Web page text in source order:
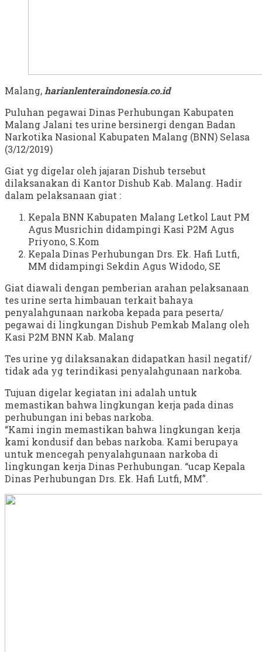
Malang,harianlenteraindonesia.co.id
Puluhan pegawai Dinas Perhubungan Kabupaten
Malang Jalani tes urine bersinergi dengan Badan
Narkotika Nasional Kabupaten Malang (BNN) Selasa
(3/12/2019)
Giat yg digelar oleh jajaran Dishub tersebut
dilaksanakan di Kantor Dishub Kab. Malang. Hadir
dalam pelaksanaan giat :
Kepala BNN Kabupaten Malang Letkol Laut PM
Agus Musrichin didampingi Kasi P2M Agus
Priyono, S.Kom
Kepala Dinas Perhubungan Drs. Ek. Hafi Lutfi,
MM didampingi Sekdin Agus Widodo, SE
Giat diawali dengan pemberian arahan pelaksanaan
tes urine serta himbauan terkait bahaya
penyalahgunaan narkoba kepada para peserta/
pegawai di lingkungan Dishub Pemkab Malang oleh
Kasi P2M BNN Kab. Malang
Tes urine yg dilaksanakan didapatkan hasil negatif/
tidak ada yg terindikasi penyalahgunaan narkoba.
Tujuan digelar kegiatan ini adalah untuk
memastikan bahwa lingkungan kerja pada dinas
perhubungan ini bebas narkoba.
“Kami ingin memastikan bahwa lingkungan kerja
kami kondusif dan bebas narkoba. Kami berupaya
untuk mencegah penyalahgunaan narkoba di
lingkungan kerja Dinas Perhubungan. “ucap Kepala
Dinas Perhubungan Drs. Ek. Hafi Lutfi, MM”.